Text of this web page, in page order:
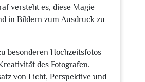
versteht es, diese Magie
in Bildern zum Ausdruck zu
besonderen Hochzeitsfotos
des Fotografen.
von Licht, Perspektive und